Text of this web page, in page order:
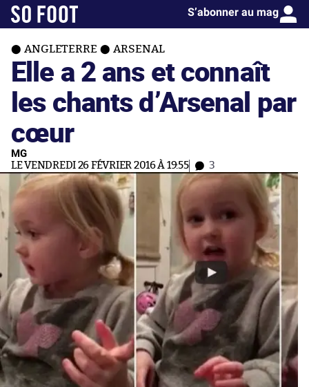
S’abonner au mag
ANGLETERRE ARSENAL
Elle a 2 ans et connaît
les chants d’Arsenal par
cœur
MG
LE VENDREDI 26 FÉVRIER 2016 À 19:55 3